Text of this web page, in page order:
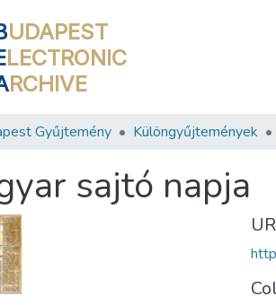
UDAPEST
LECTRONIC
RCHIVE
Gyűjtemény Különgyűjtemények
sajtó napja